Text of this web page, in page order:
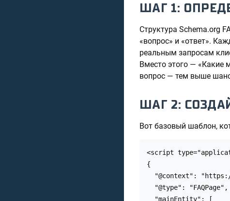
ШАГ 1:
Структура Schema.org
«вопрос» и «ответ».
реальным запросам
Вместо этого — «Какие
вопрос — тем выше
ШАГ 2:
Вот базовый шаблон,
<script
{
"@context":
  "@type": "FAQPage",
  "mainEntity": [